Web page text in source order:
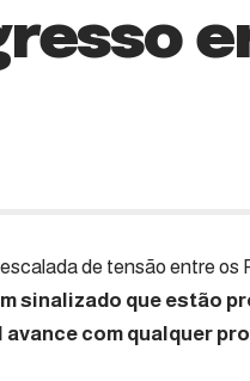
de tensão entre os
sinalizado que estão
com qualquer